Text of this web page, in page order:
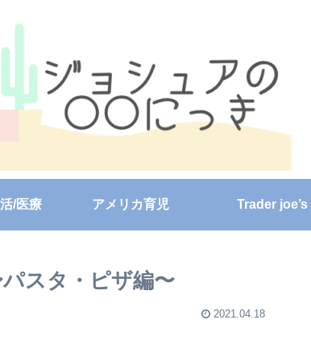
/医療 アメリカ育児 Trader joe’s
スタ・ピザ編〜
2021.04.18